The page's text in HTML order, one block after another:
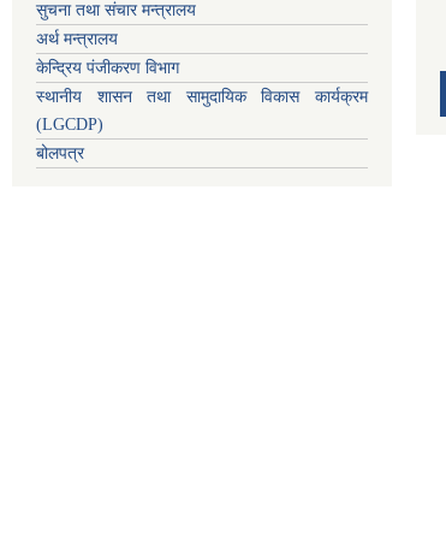
सुचना तथा संचार मन्त्रालय
अर्थ मन्त्रालय
केन्द्रिय पंजीकरण विभाग
स्थानीय शासन तथा सामुदायिक विकास कार्यक्रम
(LGCDP)
बोलपत्र